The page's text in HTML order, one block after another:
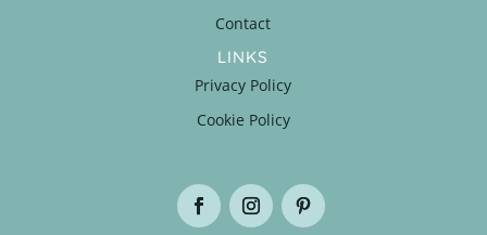
Contact
LINKS
Privacy Policy
Cookie Policy